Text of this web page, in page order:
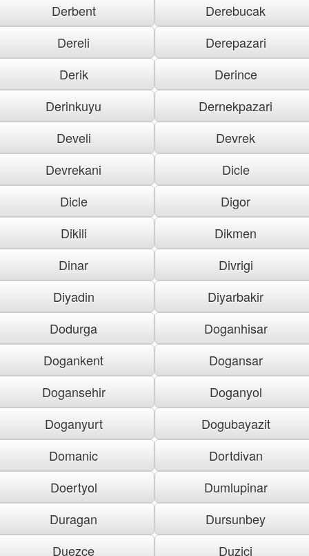
Derbent
Derebucak
Dereli
Derepazari
Derik
Derince
Derinkuyu
Dernekpazari
Develi
Devrek
Devrekani
Dicle
Dicle
Digor
Dikili
Dikmen
Dinar
Divrigi
Diyadin
Diyarbakir
Dodurga
Doganhisar
Dogankent
Dogansar
Dogansehir
Doganyol
Doganyurt
Dogubayazit
Domanic
Dortdivan
Doertyol
Dumlupinar
Duragan
Dursunbey
Duezce
Duzici